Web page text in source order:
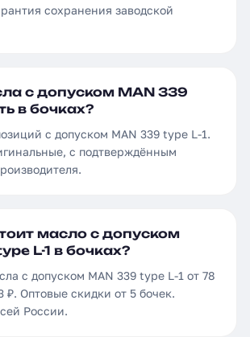
сохранения заводской
с допуском MAN 339
в бочках?
с допуском MAN 339 type L-1.
с подтверждённым
масло с допуском
L-1 в бочках?
с допуском MAN 339 type L-1 от 78
₽. Оптовые скидки от 5 бочек.
России.